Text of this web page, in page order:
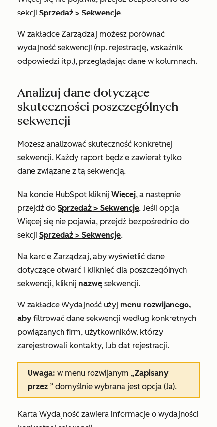
sekcji Sprzedaż > Sekwencje.
W zakładce Zarządzaj możesz porównać
wydajność sekwencji (np. rejestrację, wskaźnik
odpowiedzi itp.), przeglądając dane w kolumnach.
Analizuj dane dotyczące
skuteczności poszczególnych
sekwencji
Możesz analizować skuteczność konkretnej
sekwencji. Każdy raport będzie zawierał tylko
dane związane z tą sekwencją.
Na koncie HubSpot kliknij Więcej, a następnie
przejdź do Sprzedaż > Sekwencje. Jeśli opcja
Więcej się nie pojawia, przejdź bezpośrednio do
sekcji Sprzedaż > Sekwencje.
Na karcie Zarządzaj, aby wyświetlić dane
dotyczące otwarć i kliknięć dla poszczególnych
sekwencji, kliknij nazwę sekwencji.
W zakładce Wydajność użyj menu rozwijanego,
aby filtrować dane sekwencji według konkretnych
powiązanych firm, użytkowników, którzy
zarejestrowali kontakty, lub dat rejestracji.
Uwaga: w menu rozwijanym „Zapisany
przez ” domyślnie wybrana jest opcja (Ja).
Karta Wydajność zawiera informacje o wydajności